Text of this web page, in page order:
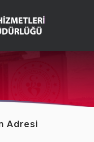
Adresi